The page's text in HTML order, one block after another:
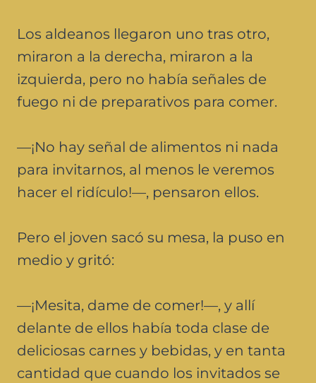
Los aldeanos llegaron uno tras otro,
miraron a la derecha, miraron a la
izquierda, pero no había señales de
fuego ni de preparativos para comer.
—¡No hay señal de alimentos ni nada
para invitarnos, al menos le veremos
hacer el ridículo!—, pensaron ellos.
Pero el joven sacó su mesa, la puso en
medio y gritó:
—¡Mesita, dame de comer!—, y allí
delante de ellos había toda clase de
deliciosas carnes y bebidas, y en tanta
cantidad que cuando los invitados se